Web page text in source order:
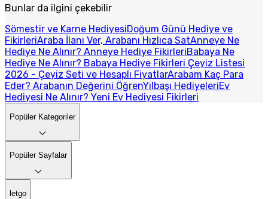
Bunlar da ilgini çekebilir
Sömestir ve Karne HediyesiDoğum Günü Hediye ve
FikirleriAraba İlanı Ver, Arabanı Hızlıca SatAnneye Ne
Hediye Ne Alınır? Anneye Hediye FikirleriBabaya Ne
Hediye Ne Alınır? Babaya Hediye Fikirleri Çeyiz Listesi
2026 - Çeyiz Seti ve Hesaplı FiyatlarArabam Kaç Para
Eder? Arabanın Değerini ÖğrenYılbaşı HediyeleriEv
Hediyesi Ne Alınır? Yeni Ev Hediyesi Fikirleri
Popüler Kategoriler
Popüler Sayfalar
letgo